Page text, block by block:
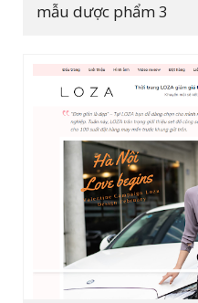
mẫu dược phẩm 3